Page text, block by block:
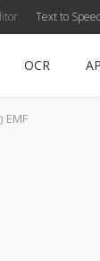
Text to
OCR
EMF